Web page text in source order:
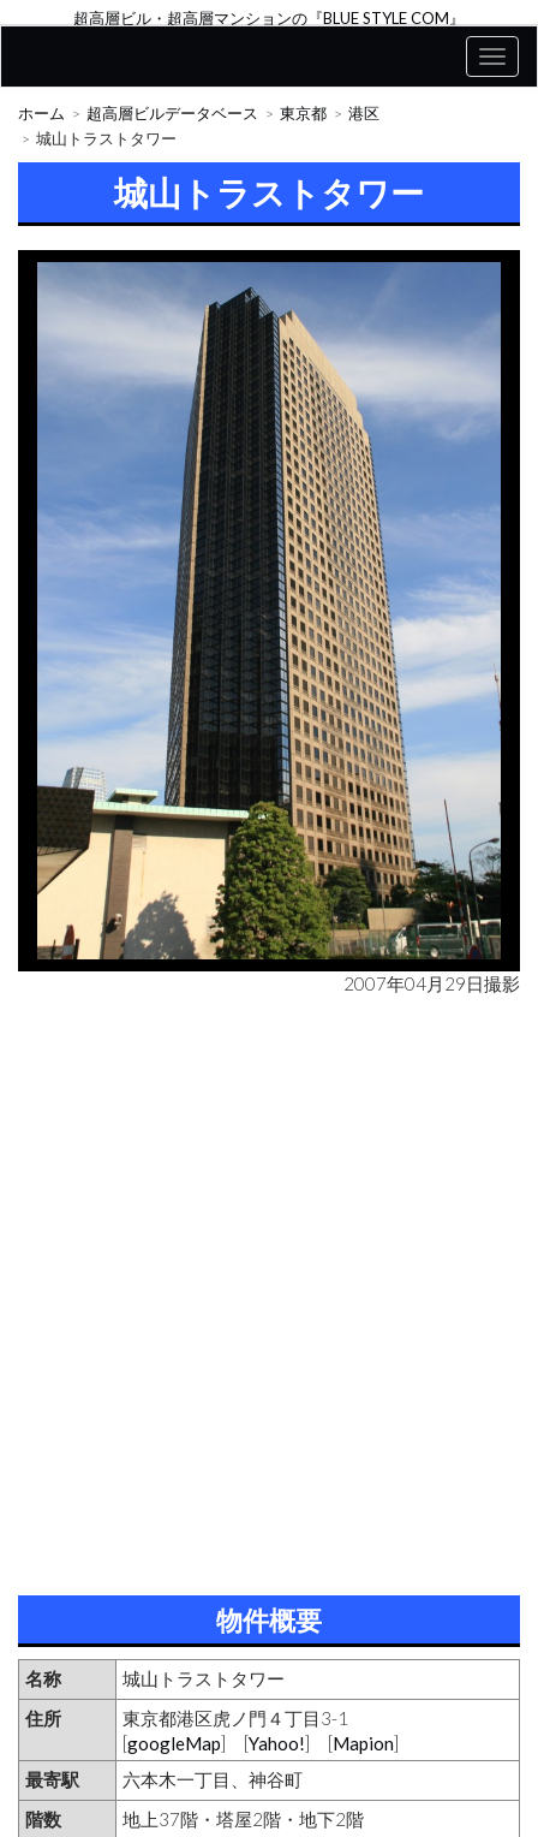
超高層ビル・超高層マンションの『BLUE STYLE COM』
ホーム 超高層ビルデータベース 東京都
港区
城山トラストタワー
城山トラストタワー
2007年04月29日撮影
物件概要
名称
城山トラストタワー
住所
東京都港区虎ノ門４丁目3-1
[googleMap] [Yahoo!] [Mapion]
最寄駅
六本木一丁目、神谷町
階数
地上37階・塔屋2階・地下2階